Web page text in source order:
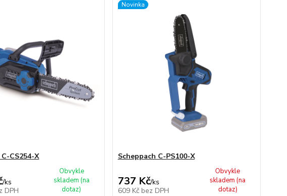
CS254-X
/ks
DPH
Obvykle
skladem (na
dotaz)
Novinka
Scheppach C-PS100-X
737 Kč/ks
609 Kč bez DPH
Obvykle
skladem (na
dotaz)